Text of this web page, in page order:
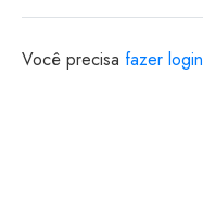
Você precisa fazer login